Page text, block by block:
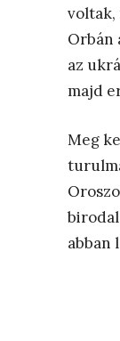
voltak,
Orbán
az
majd
Meg
abban